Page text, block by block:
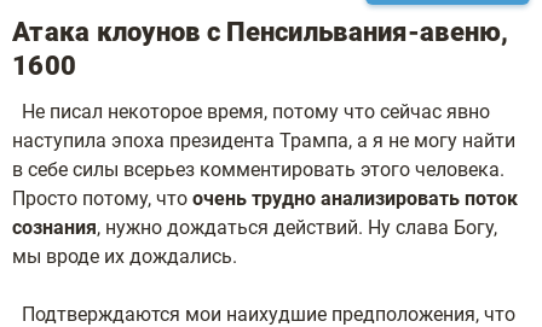
Атака клоунов с Пенсильвания-авеню,
1600
Не писал некоторое время, потому что сейчас явно
наступила эпоха президента Трампа, а я не могу найти
в себе силы всерьез комментировать этого человека.
Просто потому, что очень трудно анализировать поток
сознания, нужно дождаться действий. Ну слава Богу,
мы вроде их дождались.
Подтверждаются мои наихудшие предположения, что